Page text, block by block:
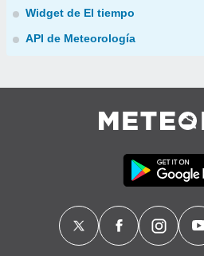
Widget de El tiempo
API de Meteorología